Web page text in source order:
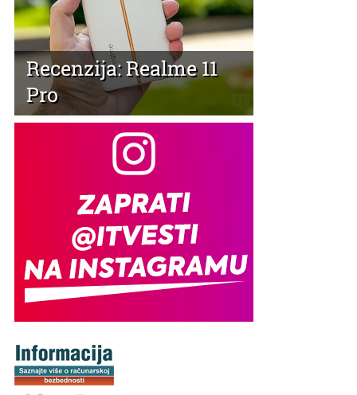
Recenzija: Realme 11
Pro